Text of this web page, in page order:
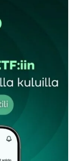
Pakolliset